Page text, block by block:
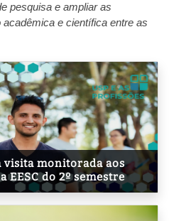
pesquisa e ampliar as
e científica entre as
visita monitorada aos
EESC do 2º semestre